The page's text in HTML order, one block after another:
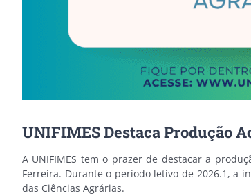
UNIFIMES Destaca Produção
A UNIFIMES tem o prazer de destacar a
Ferreira. Durante o período letivo de 2026.1, a
das Ciências Agrárias.